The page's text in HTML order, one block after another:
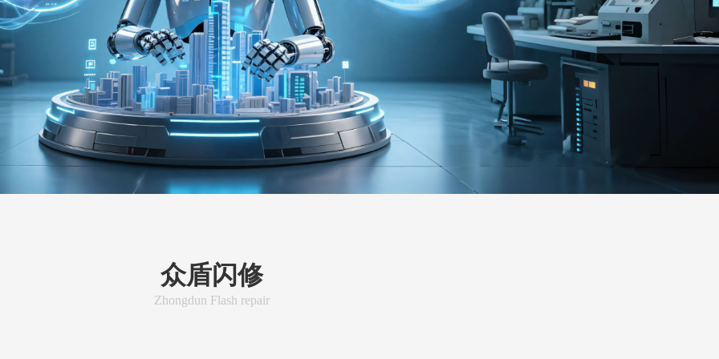
众盾闪修
Zhongdun Flash repair